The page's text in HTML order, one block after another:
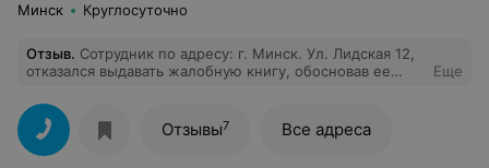
Минск Круглосуточно
Отзыв. Сотрудник по адресу: г. Минск. Ул. Лидская 12,
отказался выдавать жалобную книгу, обосновав ее
есть.
Еще
Отзывы7 Все адреса